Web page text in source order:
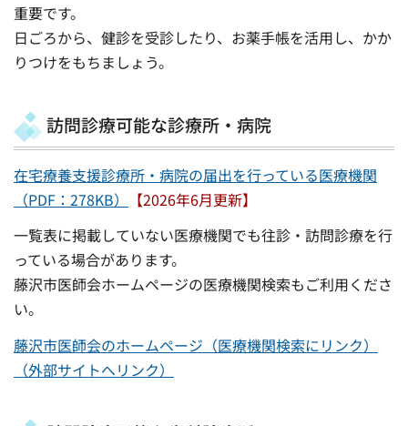
重要です。
日ごろから、健診を受診したり、お薬手帳を活用し、かか
りつけをもちましょう。
訪問診療可能な診療所・病院
在宅療養支援診療所・病院の届出を行っている医療機関
（PDF：278KB）
【2026年6月更新】
一覧表に掲載していない医療機関でも往診・訪問診療を行
っている場合があります。
藤沢市医師会ホームページの医療機関検索もご利用くださ
い。
藤沢市医師会のホームページ（医療機関検索にリンク）
（外部サイトへリンク）